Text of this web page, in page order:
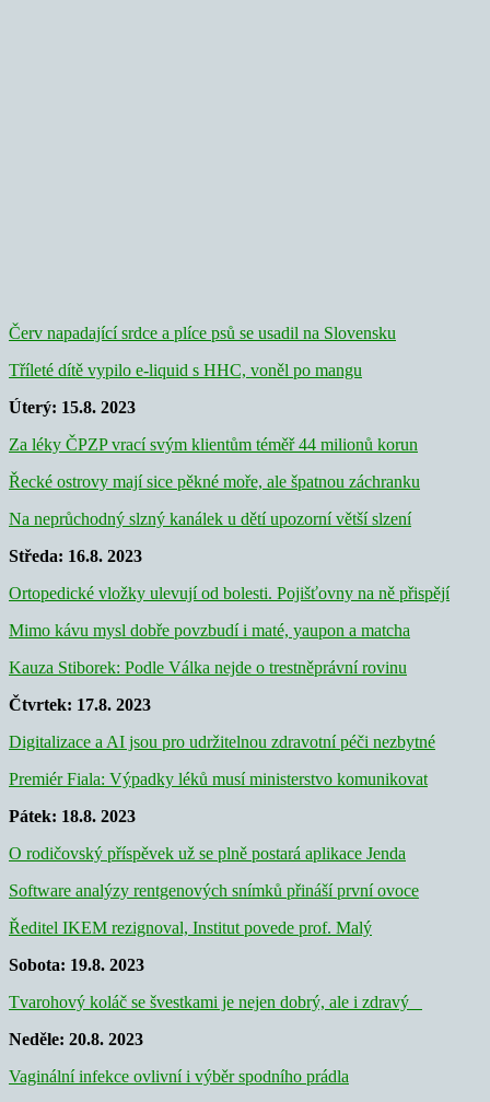
Červ napadající srdce a plíce psů se usadil na Slovensku
Tříleté dítě vypilo e-liquid s HHC, voněl po mangu
Úterý: 15.8. 2023
Za léky ČPZP vrací svým klientům téměř 44 milionů korun
Řecké ostrovy mají sice pěkné moře, ale špatnou záchranku
Na neprůchodný slzný kanálek u dětí upozorní větší slzení
Středa: 16.8. 2023
Ortopedické vložky ulevují od bolesti. Pojišťovny na ně přispějí
Mimo kávu mysl dobře povzbudí i maté, yaupon a matcha
Kauza Stiborek: Podle Válka nejde o trestněprávní rovinu
Čtvrtek: 17.8. 2023
Digitalizace a AI jsou pro udržitelnou zdravotní péči nezbytné
Premiér Fiala: Výpadky léků musí ministerstvo komunikovat
Pátek: 18.8. 2023
O rodičovský příspěvek už se plně postará aplikace Jenda
Software analýzy rentgenových snímků přináší první ovoce
Ředitel IKEM rezignoval, Institut povede prof. Malý
Sobota: 19.8. 2023
Tvarohový koláč se švestkami je nejen dobrý, ale i zdravý
Neděle: 20.8. 2023
Vaginální infekce ovlivní i výběr spodního prádla